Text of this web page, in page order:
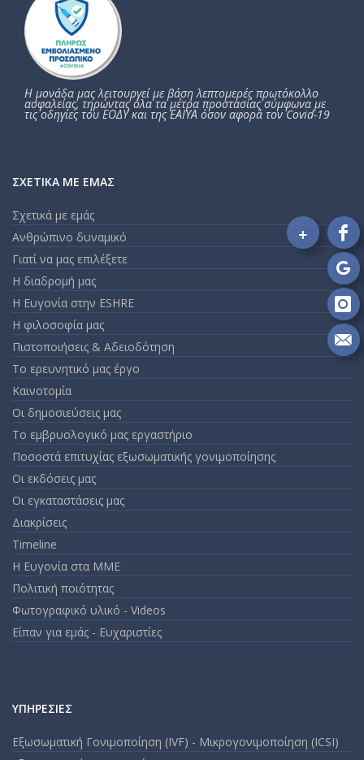
Η μονάδα μας λειτουργεί με βάση λεπτομερές πρωτόκολλο
ασφαλείας, τηρώντας όλα τα μέτρα προστασίας σύμφωνα με
τις οδηγίες του ΕΟΔΥ και της ΕΑΙΥΑ όσον αφορά τον Covid-19
ΣΧΕΤΙΚΆ ΜΕ ΕΜΆΣ
Σχετικά με εμάς
Ανθρώπινο δυναμικό
Γιατί να μας επιλέξετε
Η διαδρομή μας
Η Ευγονία στην ESHRE
Η φιλοσοφία μας
Πιστοποιήσεις & Αδειοδότηση
Το ερευνητικό μας έργο
Καινοτομία
Οι δημοσιεύσεις μας
Το εμβρυολογικό μας εργαστήριο
Ποσοστά επιτυχίας εξωσωματικής γονιμοποίησης
Οι εκδόσεις μας
Οι εγκαταστάσεις μας
Διακρίσεις
Timeline
Η Ευγονία στα ΜΜΕ
Πολιτική ποιότητας
Φωτογραφικό υλικό - Videos
Είπαν για εμάς - Ευχαριστίες
ΥΠΗΡΕΣΊΕΣ
Εξωσωματική Γονιμοποίηση (IVF) - Μικρογονιμοποίηση (ICSI)
on
on
on
+